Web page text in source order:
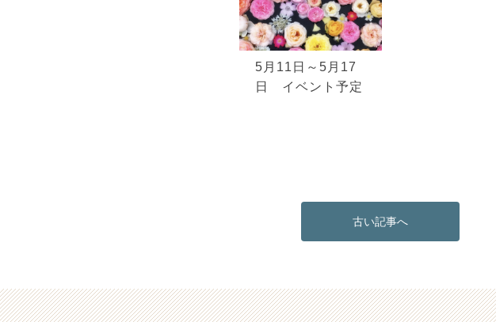
5月11日～5月17
日 イベント予定
古い記事へ